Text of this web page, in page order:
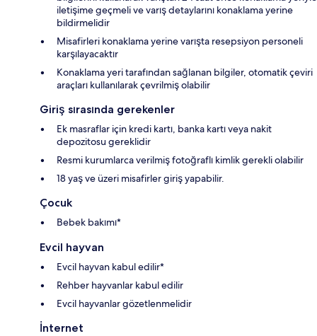
iletişime geçmeli ve varış detaylarını konaklama yerine
bildirmelidir
Misafirleri konaklama yerine varışta resepsiyon personeli
karşılayacaktır
Konaklama yeri tarafından sağlanan bilgiler, otomatik çeviri
araçları kullanılarak çevrilmiş olabilir
Giriş sırasında gerekenler
Ek masraflar için kredi kartı, banka kartı veya nakit
depozitosu gereklidir
Resmi kurumlarca verilmiş fotoğraflı kimlik gerekli olabilir
18 yaş ve üzeri misafirler giriş yapabilir.
Çocuk
Bebek bakımı*
Evcil hayvan
Evcil hayvan kabul edilir*
Rehber hayvanlar kabul edilir
Evcil hayvanlar gözetlenmelidir
İnternet